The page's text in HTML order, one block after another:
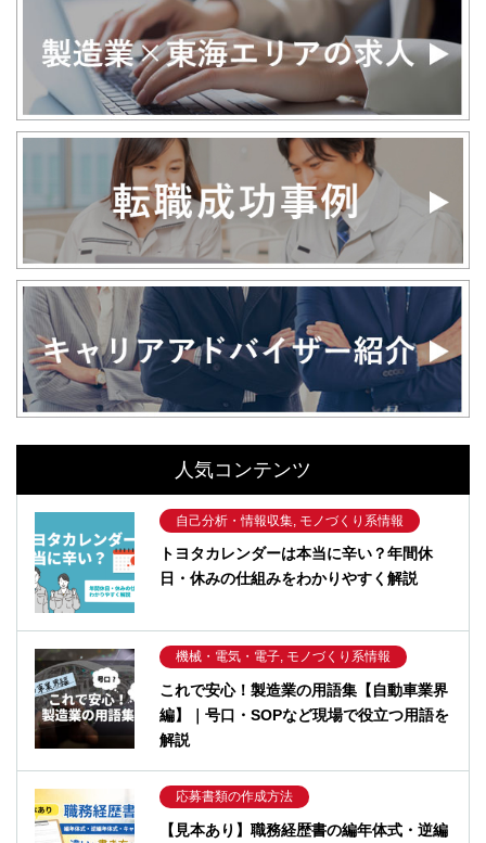
人気コンテンツ
自己分析・情報収集, モノづくり系情報
トヨタカレンダーは本当に辛い？年間休
日・休みの仕組みをわかりやすく解説
機械・電気・電子, モノづくり系情報
これで安心！製造業の用語集【自動車業界
編】｜号口・SOPなど現場で役立つ用語を
解説
応募書類の作成方法
【見本あり】職務経歴書の編年体式・逆編